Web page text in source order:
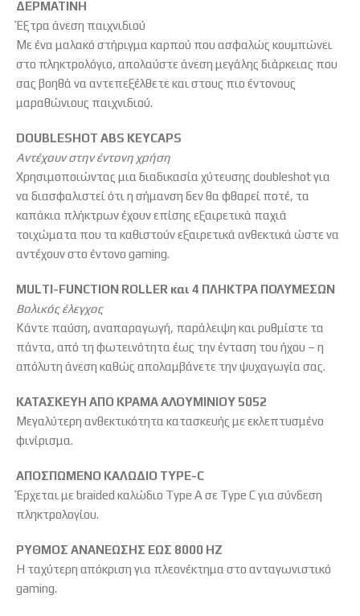
ΔΕΡΜΑΤΙΝΗ
Έξτρα άνεση παιχνιδιού
Με ένα μαλακό στήριγμα καρπού που ασφαλώς κουμπώνει
στο πληκτρολόγιο, απολαύστε άνεση μεγάλης διάρκειας που
σας βοηθά να αντεπεξέλθετε και στους πιο έντονους
μαραθώνιους παιχνιδιού.
DOUBLESHOT ABS KEYCAPS
Αντέχουν στην έντονη χρήση
Χρησιμοποιώντας μια διαδικασία χύτευσης doubleshot για
να διασφαλιστεί ότι η σήμανση δεν θα φθαρεί ποτέ, τα
καπάκια πλήκτρων έχουν επίσης εξαιρετικά παχιά
τοιχώματα που τα καθιστούν εξαιρετικά ανθεκτικά ώστε να
αντέχουν στο έντονο gaming.
MULTI-FUNCTION ROLLER και 4 ΠΛΗΚΤΡΑ ΠΟΛΥΜΕΣΩΝ
Βολικός έλεγχος
Κάντε παύση, αναπαραγωγή, παράλειψη και ρυθμίστε τα
πάντα, από τη φωτεινότητα έως την ένταση του ήχου – η
απόλυτη άνεση καθώς απολαμβάνετε την ψυχαγωγία σας.
ΚΑΤΑΣΚΕΥΗ ΑΠΟ ΚΡΑΜΑ ΑΛΟΥΜΙΝΙΟΥ 5052
Μεγαλύτερη ανθεκτικότητα κατασκευής με εκλεπτυσμένο
φινίρισμα.
ΑΠΟΣΠΩΜΕΝΟ ΚΑΛΩΔΙΟ TYPE-C
Έρχεται με braided καλώδιο Type A σε Type C για σύνδεση
πληκτρολογίου.
ΡΥΘΜΟΣ ΑΝΑΝΕΩΣΗΣ ΕΩΣ 8000 HZ
Η ταχύτερη απόκριση για πλεονέκτημα στο ανταγωνιστικό
gaming.